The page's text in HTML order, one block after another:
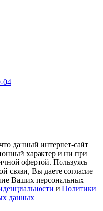
04
данный интернет-сайт
характер и ни при
офертой. Пользуясь
связи, Вы даете согласие
Ваших персональных
и Политики
данных